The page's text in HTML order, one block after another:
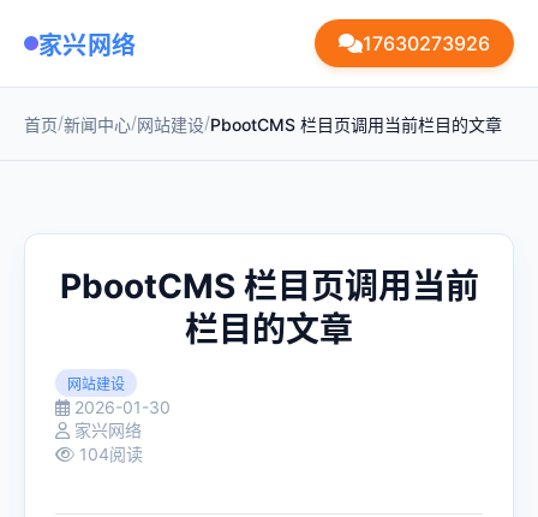
家兴网络 17630273926
首页/新闻中心/网站建设/PbootCMS 栏目页调用当前栏目的文章
PbootCMS 栏目页调用当前
栏目的文章
网站建设
2026-01-30
家兴网络
104阅读